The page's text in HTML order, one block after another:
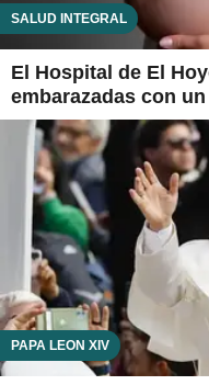
SALUD INTEGRAL
El Hospital de El
embarazadas con
PAPA LEÓN XIV